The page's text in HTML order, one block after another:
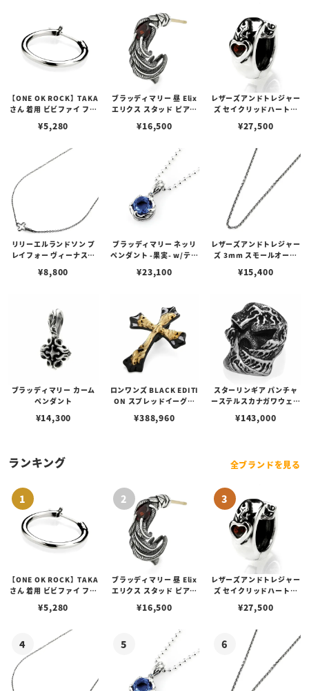
【ONE OK ROCK】TAKA
さん 着用 ビビファイ フー
¥5,280
ブラッディマリー 昼 Elix
エリクス スタッド ピアス
¥16,500
レザーズアンドトレジャー
ズ セイクリッドハートピ
¥27,500
リリーエルランドソン プ
レイフォー ヴィーナスチ
¥8,800
ブラッディマリー ネッリ
ペンダント -果実- w/ティ
¥23,100
レザーズアンドトレジャー
ズ 3mm スモールオーバ
ブスタークラスプ＆LTロ
¥15,400
ブラッディマリー カーム
ペンダント
¥14,300
ロンワンズ BLACK EDITI
ON スプレッドイーグル
コーティング w/ K18イエ
¥388,960
スターリンギア パンチャ
ーステルスカナガワウェー
¥143,000
ランキング 全ブランドを見る
【ONE OK ROCK】TAKA
さん 着用 ビビファイ フー
¥5,280
ブラッディマリー 昼 Elix
エリクス スタッド ピアス
¥16,500
レザーズアンドトレジャー
ズ セイクリッドハートピ
¥27,500